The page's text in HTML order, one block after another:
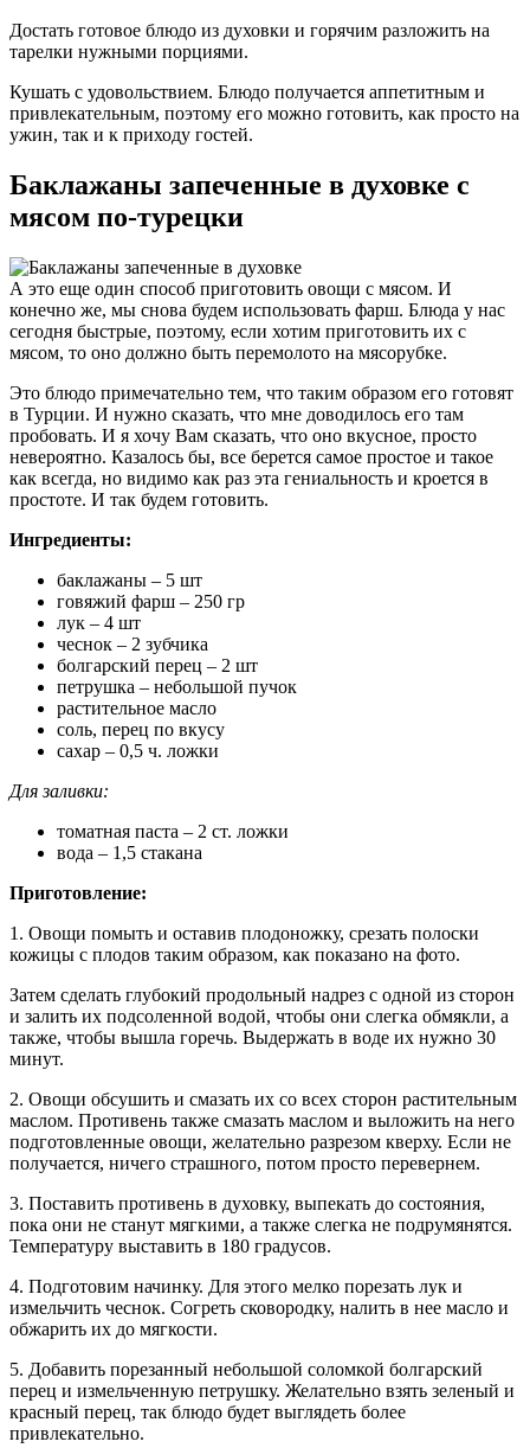
Достать готовое блюдо из духовки и горячим разложить на
тарелки нужными порциями.
Кушать с удовольствием. Блюдо получается аппетитным и
привлекательным, поэтому его можно готовить, как просто на
ужин, так и к приходу гостей.
Баклажаны запеченные в духовке с
мясом по-турецки
А это еще один способ приготовить овощи с мясом. И
конечно же, мы снова будем использовать фарш. Блюда у нас
сегодня быстрые, поэтому, если хотим приготовить их с
мясом, то оно должно быть перемолото на мясорубке.
Это блюдо примечательно тем, что таким образом его готовят
в Турции. И нужно сказать, что мне доводилось его там
пробовать. И я хочу Вам сказать, что оно вкусное, просто
невероятно. Казалось бы, все берется самое простое и такое
как всегда, но видимо как раз эта гениальность и кроется в
простоте. И так будем готовить.
Ингредиенты:
баклажаны – 5 шт
говяжий фарш – 250 гр
лук – 4 шт
чеснок – 2 зубчика
болгарский перец – 2 шт
петрушка – небольшой пучок
растительное масло
соль, перец по вкусу
сахар – 0,5 ч. ложки
Для заливки:
томатная паста – 2 ст. ложки
вода – 1,5 стакана
Приготовление:
1. Овощи помыть и оставив плодоножку, срезать полоски
кожицы с плодов таким образом, как показано на фото.
Затем сделать глубокий продольный надрез с одной из сторон
и залить их подсоленной водой, чтобы они слегка обмякли, а
также, чтобы вышла горечь. Выдержать в воде их нужно 30
минут.
2. Овощи обсушить и смазать их со всех сторон растительным
маслом. Противень также смазать маслом и выложить на него
подготовленные овощи, желательно разрезом кверху. Если не
получается, ничего страшного, потом просто перевернем.
3. Поставить противень в духовку, выпекать до состояния,
пока они не станут мягкими, а также слегка не подрумянятся.
Температуру выставить в 180 градусов.
4. Подготовим начинку. Для этого мелко порезать лук и
измельчить чеснок. Согреть сковородку, налить в нее масло и
обжарить их до мягкости.
5. Добавить порезанный небольшой соломкой болгарский
перец и измельченную петрушку. Желательно взять зеленый и
красный перец, так блюдо будет выглядеть более
привлекательно.